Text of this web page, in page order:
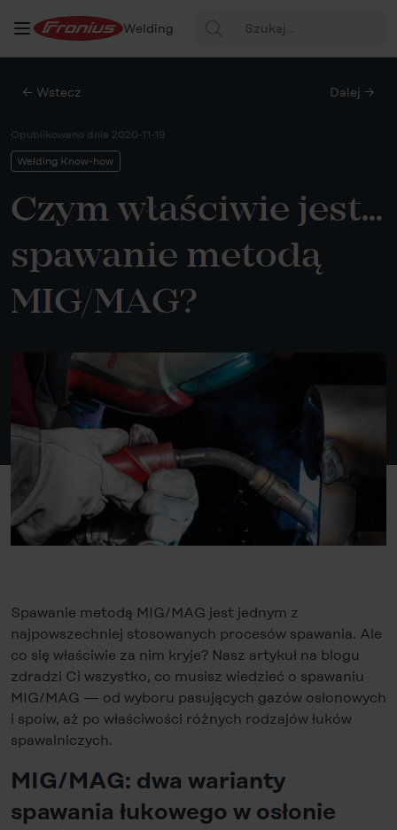
Welding Szukaj:
← Wstecz Dalej →
Opublikowano dnia 2020-11-19
Welding Know-how
Czym właściwie jest…
spawanie metodą
MIG/MAG?
Spawanie metodą MIG/MAG jest jednym z
najpowszechniej stosowanych procesów spawania. Ale
co się właściwie za nim kryje? Nasz artykuł na blogu
zdradzi Ci wszystko, co musisz wiedzieć o spawaniu
MIG/MAG — od wyboru pasujących gazów osłonowych
i spoiw, aż po właściwości różnych rodzajów łuków
spawalniczych.
MIG/MAG: dwa warianty
spawania łukowego w osłonie